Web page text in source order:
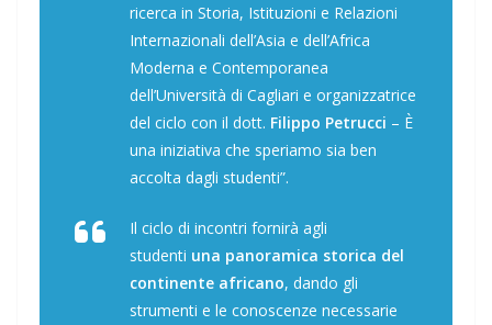
ricerca in Storia, Istituzioni e Relazioni
Internazionali dell’Asia e dell’Africa
Moderna e Contemporanea
dell’Università di Cagliari e organizzatrice
del ciclo con il dott. Filippo Petrucci – È
una iniziativa che speriamo sia ben
accolta dagli studenti”.
Il ciclo di incontri fornirà agli
studenti una panoramica storica del
continente africano, dando gli
strumenti e le conoscenze necessarie